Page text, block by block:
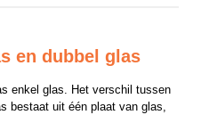
en dubbel glas
enkel glas. Het verschil tussen
bestaat uit één plaat van glas,